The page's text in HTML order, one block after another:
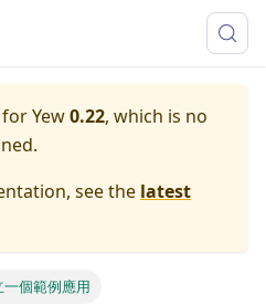
forYew0.22, which is no
see the latest
一個範例應用